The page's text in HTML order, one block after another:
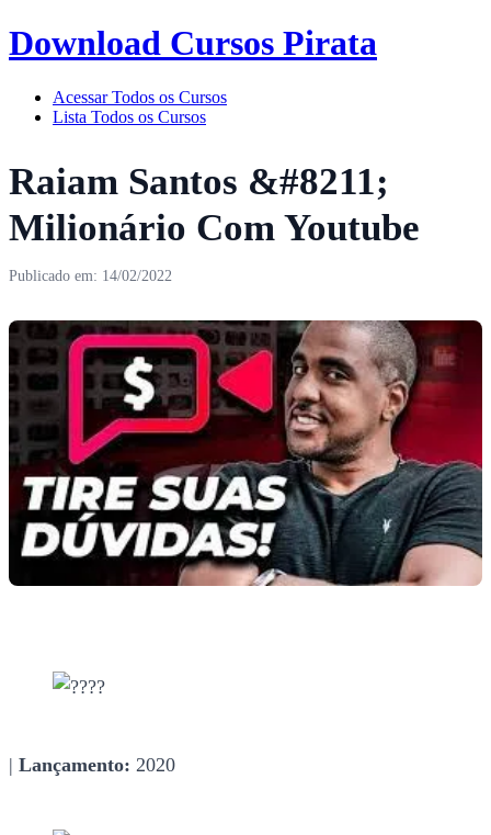
Download Cursos Pirata
Acessar Todos os Cursos
Lista Todos os Cursos
Raiam Santos &#8211;
Milionário Com Youtube
Publicado em: 14/02/2022
| Lançamento: 2020